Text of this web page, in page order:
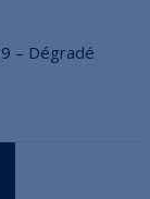
– Dégradé